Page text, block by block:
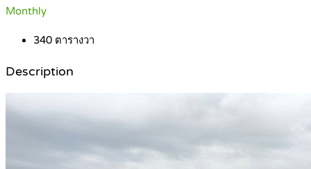
Monthly
340 ตารางวา
Description